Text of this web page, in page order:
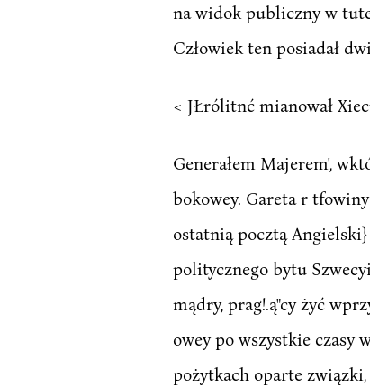
na widok publiczny w tute
Człowiek ten posiadał
< JŁrólitnć mianował
Generałem Majerem',
bokowey. Gareta r
ostatnią pocztą
politycznego bytu
mądry, prag!.ą"cy żyć
owey po wszystkie czasy
pożytkach oparte